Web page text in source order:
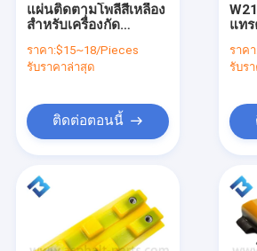
แผ่นติดตามโพลีสีเหลือง
สำหรับเครื่องกัด
W100F 2411111
ราคา:$15~18/Pieces
รับราคาล่าสุด
ติดต่อตอนนี้
แทร
ราค
รับร